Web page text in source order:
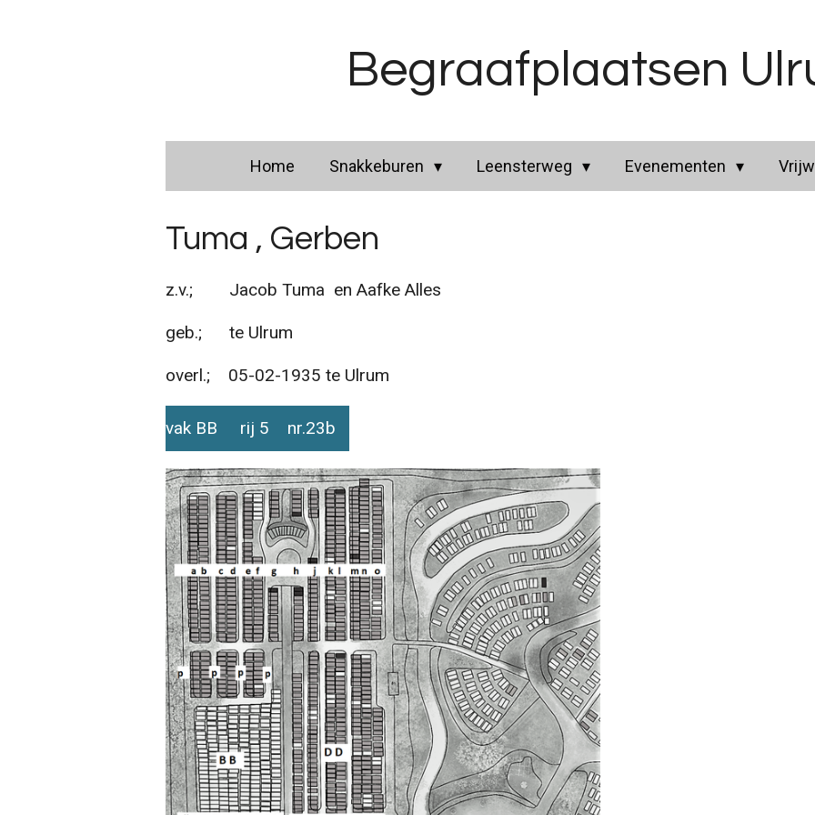
Begraafplaatsen
Home Snakkeburen Leensterweg Evenementen
Tuma , Gerben
z.v.; Jacob Tuma en Aafke Alles
geb.; te Ulrum
overl.; 05-02-1935 te Ulrum
vak BB rij 5 nr.23b